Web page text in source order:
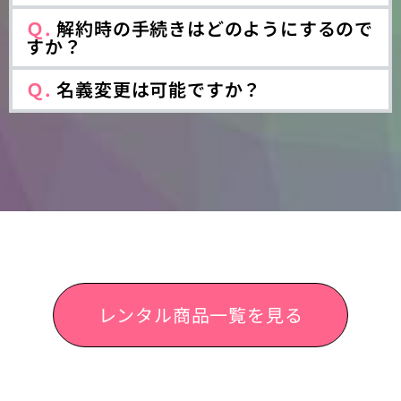
Ｑ. 解約時の手続きはどのようにするので
すか？
Ｑ. 名義変更は可能ですか？
レンタル商品一覧を見る